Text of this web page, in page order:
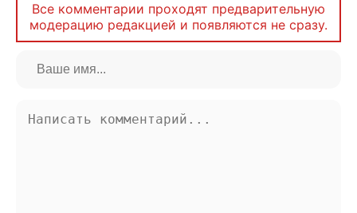
Все комментарии проходят предварительную
модерацию редакцией и появляются не сразу.